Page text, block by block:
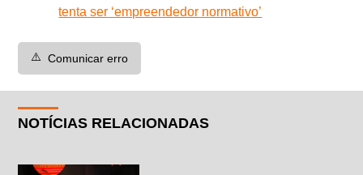
tenta ser ‘empreendedor normativo’
⚠️ Comunicar erro
NOTÍCIAS RELACIONADAS